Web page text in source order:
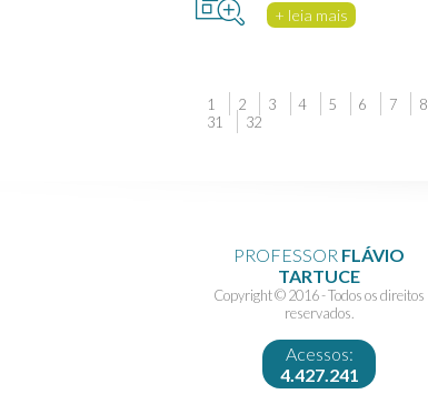
+ leia mais
1 2 3 4 5 6 7 8
31
32
PROFESSOR FLÁVIO
TARTUCE
Copyright © 2016 - Todos os direitos
reservados.
Acessos:
4.427.241